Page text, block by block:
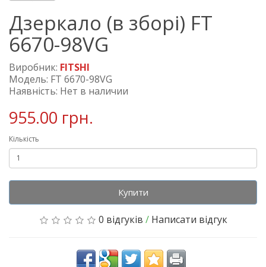
Дзеркало (в зборі) FT
6670-98VG
Виробник: FITSHI
Модель: FT 6670-98VG
Наявність: Нет в наличии
955.00 грн.
Кількість
Купити
0 відгуків / Написати відгук